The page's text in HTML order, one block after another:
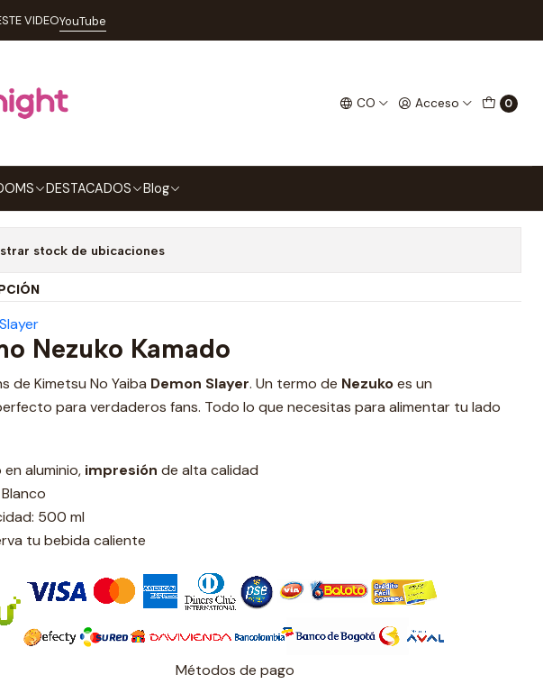
CO Acceso 0
DESTACADOS Blog
VIDEOYouTube
Demon Slayer
Nezuko Kamado Demon Slayer
a la lista de favoritos
stock de ubicaciones
Nezuko Kamado
de Kimetsu No Yaiba Demon Slayer. Un termo de Nezukoes un
para verdaderos fans. Todo lo que necesitas para alimentar tu lado
aluminio, impresión de alta calidad
500 ml
tu bebida caliente
Métodos de pago